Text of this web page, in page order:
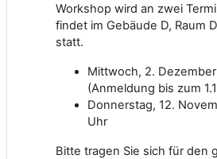
Workshop wird an zwei
findet im Gebäude D, Raum
statt.
Mittwoch, 2.
(Anmeldung bis zum
Donnerstag, 12.
Uhr
Bitte tragen Sie sich für den